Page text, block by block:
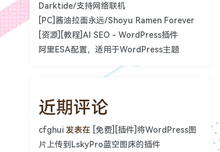
Darktide/支持网络联机
[PC]酱油拉面永远/Shoyu Ramen Forever
[资源][教程]AI SEO - WordPress插件
阿里ESA配置，适用于WordPress主题
近期评论
cfghui 发表在 [免费][插件]将WordPress图
片上传到LskyPro蓝空图床的插件